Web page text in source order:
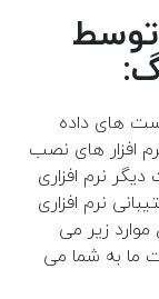
های داده
افزار های نصب
نرم افزاری
نرم افزاری
زیر می
ما به شما می